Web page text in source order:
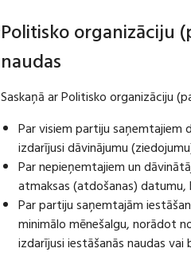
Politisko organizāciju
naudas
Saskaņā ar Politisko organizāciju
Par visiem partiju saņemtajiem
izdarījusi dāvinājumu
Par nepieņemtajiem un
atmaksas (atdošanas)
Par partiju saņemtajām
minimālo mēnešalgu, norādot
izdarījusi iestāšanās naudas vai